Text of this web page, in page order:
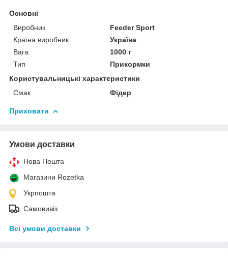
Основні
Виробник
Feeder Sport
Країна виробник
Україна
Вага
1000 г
Тип
Прикормки
Користувальницькі характеристики
Смак
Фідер
Приховати
Умови доставки
Нова Пошта
Магазини Rozetka
Укрпошта
Самовивіз
Всі умови доставки